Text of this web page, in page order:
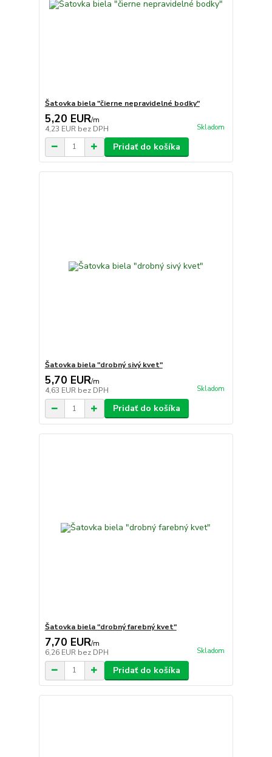
Šatovka biela "čierne nepravidelné bodky"
5,20 EUR/m
4,23 EUR bez DPH Skladom
Pridať do košíka
Šatovka biela "drobný sivý kvet"
5,70 EUR/m
4,63 EUR bez DPH Skladom
Pridať do košíka
Šatovka biela "drobný farebný kvet"
7,70 EUR/m
6,26 EUR bez DPH Skladom
Pridať do košíka